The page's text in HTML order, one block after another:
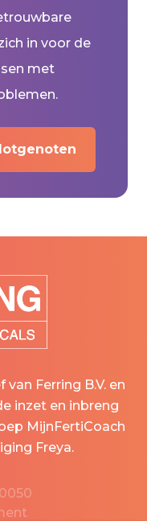
in voor de
met
Ferring B.V. en
inzet en inbreng
MijnFertiCoach
Freya.